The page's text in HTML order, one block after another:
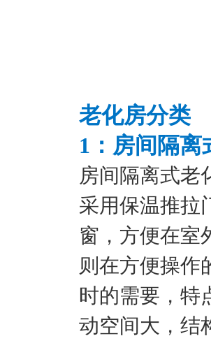
老化房分类
1：房间隔离
房间隔离式老
采用保温推拉
窗，方便在室
则在方便操作
时的需要，特
动空间大，结